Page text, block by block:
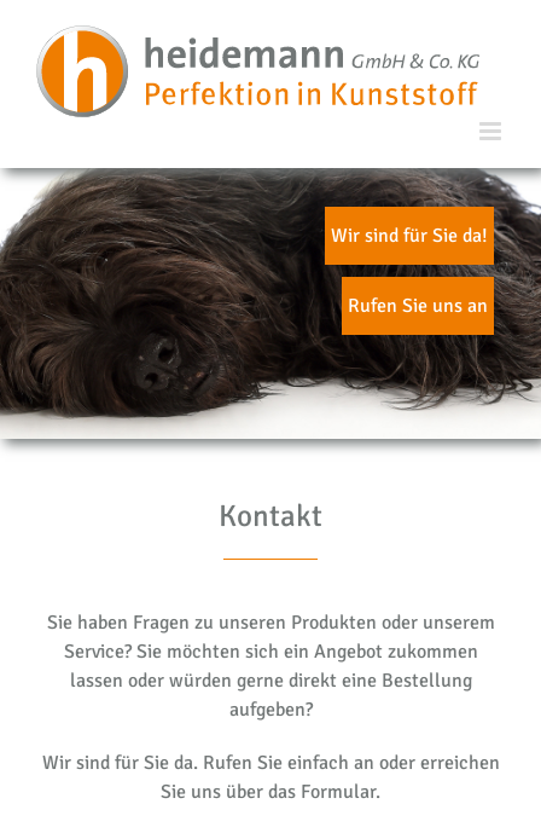
Wir sind für Sie da!
Rufen Sie uns an
Kontakt
Sie haben Fragen zu unseren Produkten oder unserem
Service? Sie möchten sich ein Angebot zukommen
lassen oder würden gerne direkt eine Bestellung
aufgeben?
Wir sind für Sie da. Rufen Sie einfach an oder erreichen
Sie uns über das Formular.